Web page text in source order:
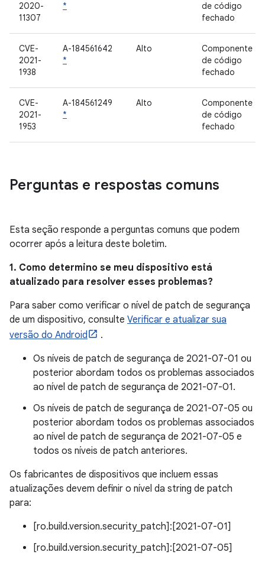
2020-
11307
*
de código
fechado
CVE-
2021-
1938
A-184561642
*
Alto
Componente
de código
fechado
CVE-
2021-
1953
A-184561249
*
Alto
Componente
de código
fechado
Perguntas e respostas comuns
Esta seção responde a perguntas comuns que podem
ocorrer após a leitura deste boletim.
1. Como determino se meu dispositivo está
atualizado para resolver esses problemas?
Para saber como verificar o nível de patch de segurança
de um dispositivo, consulte Verificar e atualizar sua
versão do Android
.
Os níveis de patch de segurança de 2021-07-01 ou
posterior abordam todos os problemas associados
ao nível de patch de segurança de 2021-07-01.
Os níveis de patch de segurança de 2021-07-05 ou
posterior abordam todos os problemas associados
ao nível de patch de segurança de 2021-07-05 e
todos os níveis de patch anteriores.
Os fabricantes de dispositivos que incluem essas
atualizações devem definir o nível da string de patch
para:
[ro.build.version.security_patch]:[2021-07-01]
[ro.build.version.security_patch]:[2021-07-05]